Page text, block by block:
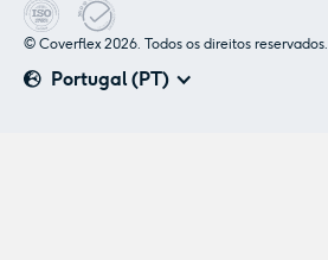
Portugal (PT)
© Coverflex 2026. Todos os direitos reservados.